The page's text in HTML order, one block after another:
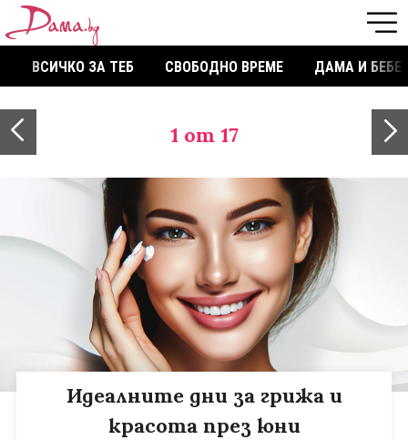
ВСИЧКО ЗА ТЕБ СВОБОДНО ВРЕМЕ ДАМА И БЕБЕ
1 от 17
Идеалните дни за грижа и
красота през юни